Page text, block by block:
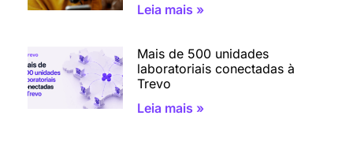
Leia mais »
Mais de 500 unidades
laboratoriais conectadas à
Trevo
Leia mais »